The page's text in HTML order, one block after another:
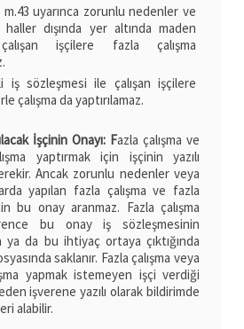
m.43 uyarınca zorunlu nedenler ve
dışında yer altında maden
işçilere fazla çalışma
iş sözleşmesi ile çalışan işçilere
çalışma da yaptırılamaz.
İşçinin Onayı: Fazla çalışma ve
yaptırmak için işçinin yazılı
Ancak zorunlu nedenler veya
yapılan fazla çalışma ve fazla
bu onay aranmaz. Fazla çalışma
bu onay iş sözleşmesinin
ya da bu ihtiyaç ortaya çıktığında
saklanır. Fazla çalışma veya
yapmak istemeyen işçi verdiği
işverene yazılı olarak bildirimde
alabilir.